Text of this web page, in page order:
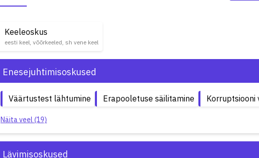
Keeleoskus
eesti keel, võõrkeeled, sh vene keel
Enesejuhtimisoskused
Väärtustest lähtumine Erapooletuse säilitamine Korruptsiooni
Näita veel (19)
Lävimisoskused